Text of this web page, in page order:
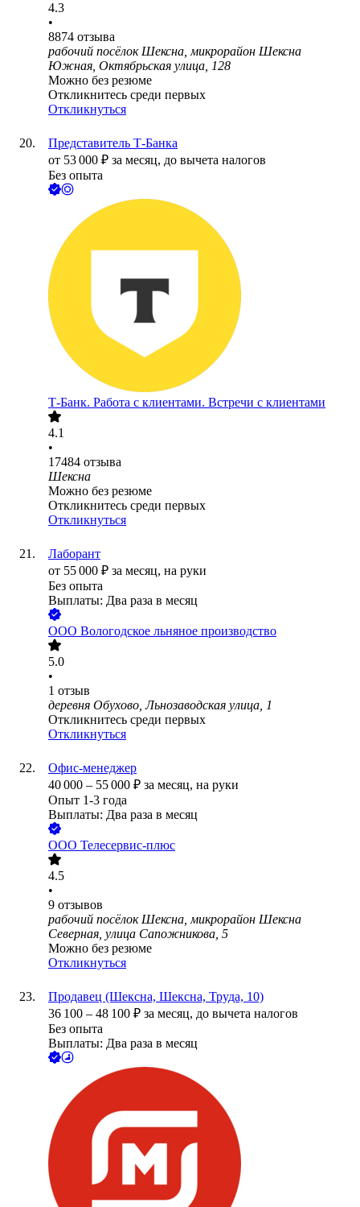
4.3
•
8874 отзыва
рабочий посёлок Шексна, микрорайон Шексна
Южная, Октябрьская улица, 128
Можно без резюме
Откликнитесь среди первых
Откликнуться
Представитель Т-Банка
от 53 000 ₽ за месяц, до вычета налогов
Без опыта
Т-Банк. Работа с клиентами. Встречи с клиентами
4.1
•
17484 отзыва
Шексна
Можно без резюме
Откликнитесь среди первых
Откликнуться
Лаборант
от 55 000 ₽ за месяц, на руки
Без опыта
Выплаты: Два раза в месяц
ООО Вологодское льняное производство
5.0
•
1 отзыв
деревня Обухово, Льнозаводская улица, 1
Откликнитесь среди первых
Откликнуться
Офис-менеджер
40 000 – 55 000 ₽ за месяц, на руки
Опыт 1-3 года
Выплаты: Два раза в месяц
ООО Телесервис-плюс
4.5
•
9 отзывов
рабочий посёлок Шексна, микрорайон Шексна
Северная, улица Сапожникова, 5
Можно без резюме
Откликнуться
Продавец (Шексна, Шексна, Труда, 10)
36 100 – 48 100 ₽ за месяц, до вычета налогов
Без опыта
Выплаты: Два раза в месяц